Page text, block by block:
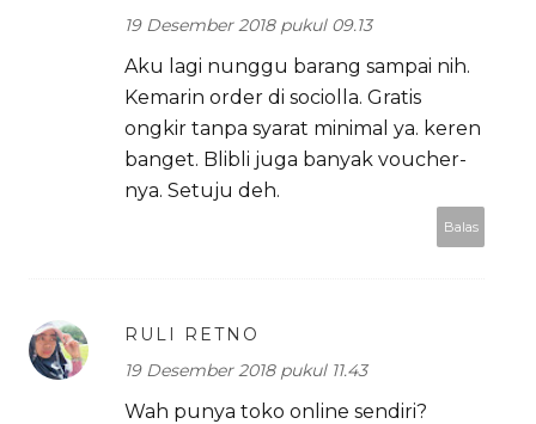
19 Desember 2018 pukul 09.13
Aku lagi nunggu barang sampai nih.
Kemarin order di sociolla. Gratis
ongkir tanpa syarat minimal ya. keren
banget. Blibli juga banyak voucher-
nya. Setuju deh.
Balas
RULI RETNO
19 Desember 2018 pukul 11.43
Wah punya toko online sendiri?